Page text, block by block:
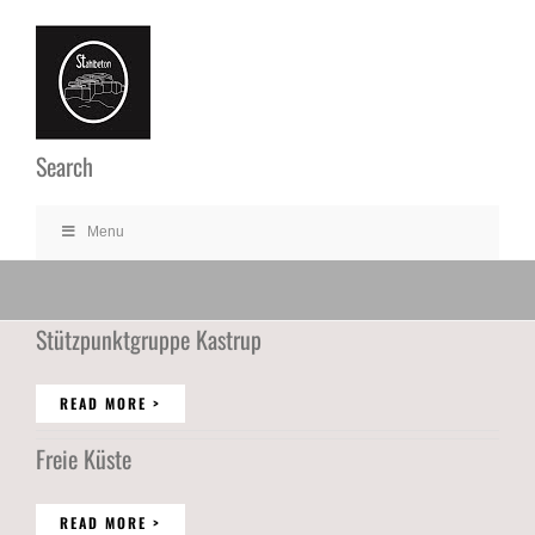
inhoud
Search
Menu
Stützpunktgruppe Kastrup
READ MORE >
Freie Küste
READ MORE >